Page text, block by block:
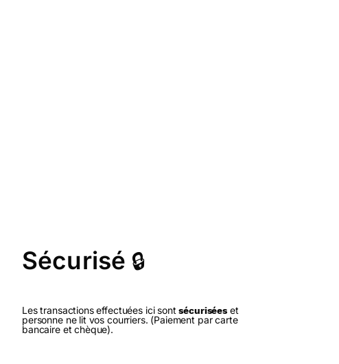
Sécurisé 🔒
Les transactions effectuées ici sontsécuriséeset
personne ne lit vos courriers. (Paiement par carte
bancaire et chèque).